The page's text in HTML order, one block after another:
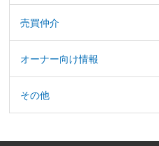
売買仲介
オーナー向け情報
その他